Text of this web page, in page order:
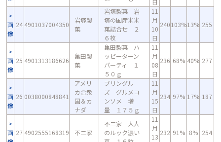
日
画
像
24 4901037004350
岩塚製
菓
岩塚製菓 岩
塚の国産米米
菓詰合せ ２
６枚
11
月
10
日
240103%13% 255
画
像
25 4901313186626
亀田製
菓
亀田製菓 ハ
ッピーターン
パーティ １
５０ｇ
11
月
08
日
236 68% 40% 277
画
像
26 0038000848841
アメリ
カ合衆
国＆カ
ナダ
プリングル
ズ グルメコ
ンソメ 増
量 １７５ｇ
11
月
15
日
234 97% 17% 187
画 27 4902555168319 不二家
不二家 大人
のルック濃い
11
月
13
232 91% 8% 254